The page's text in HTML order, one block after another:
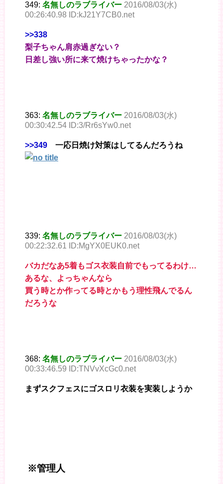
349: 名無しのラブライバー 2016/08/03(水)
00:26:40.98 ID:kJ21Y7CB0.net
>>338
梨子ちゃん肩赤過ぎない？
日差し強い所に来て焼けちゃったかな？
363: 名無しのラブライバー 2016/08/03(水)
00:30:42.54 ID:3/Rr6sYw0.net
>>349 一応日焼け対策はしてるんだろうね
339: 名無しのラブライバー 2016/08/03(水)
00:22:32.61 ID:MgYX0EUK0.net
バカだなあ5着もゴス衣装自前でもってるわけ…
あるな、よっちゃんなら
買う時とか作ってる時とかもう理性飛んでるん
だろうな
368: 名無しのラブライバー 2016/08/03(水)
00:33:46.59 ID:TNVvXcGc0.net
まずスクフェスにゴスロリ衣装を実装しようか
※管理人